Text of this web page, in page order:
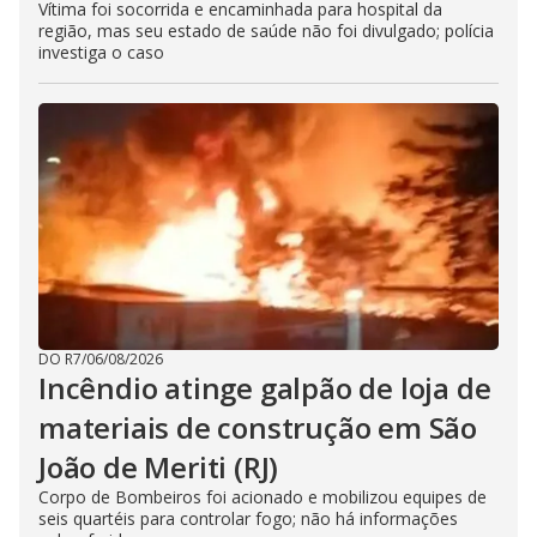
Vítima foi socorrida e encaminhada para hospital da
região, mas seu estado de saúde não foi divulgado; polícia
investiga o caso
DO R7/06/08/2026
Incêndio atinge galpão de loja de
materiais de construção em São
João de Meriti (RJ)
Corpo de Bombeiros foi acionado e mobilizou equipes de
seis quartéis para controlar fogo; não há informações